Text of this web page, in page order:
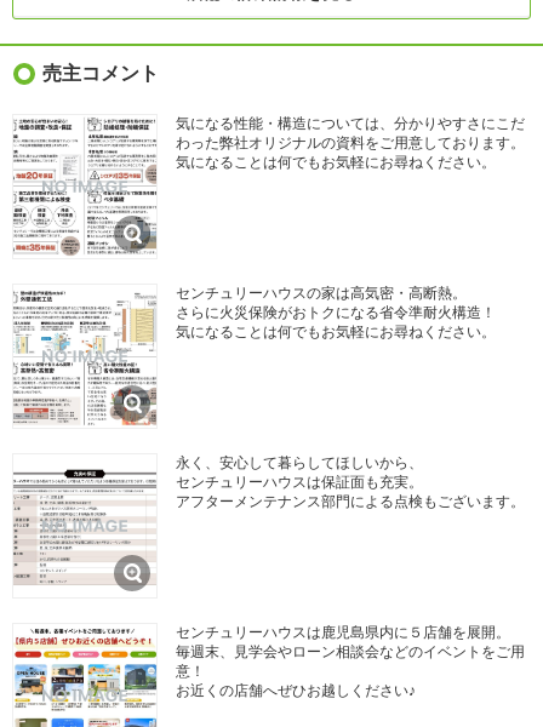
売主コメント
気になる性能・構造については、分かりやすさにこだ
わった弊社オリジナルの資料をご用意しております。
気になることは何でもお気軽にお尋ねください。
センチュリーハウスの家は高気密・高断熱。
さらに火災保険がおトクになる省令準耐火構造！
気になることは何でもお気軽にお尋ねください。
永く、安心して暮らしてほしいから、
センチュリーハウスは保証面も充実。
アフターメンテナンス部門による点検もございます。
センチュリーハウスは鹿児島県内に５店舗を展開。
毎週末、見学会やローン相談会などのイベントをご用
意！
お近くの店舗へぜひお越しください♪